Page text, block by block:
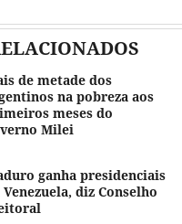
de metade dos
na pobreza aos
meses do
Milei
ganha presidenciais
Venezuela, diz Conselho